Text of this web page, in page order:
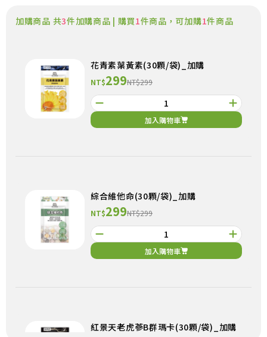
加購商品 共3件加購商品 | 購買1件商品，可加購1件商品
花青素葉黃素(30顆/袋)_加購
NT$299NT$299
加入購物車
綜合維他命(30顆/袋)_加購
NT$299NT$299
加入購物車
紅景天老虎蔘B群瑪卡(30顆/袋)_加購